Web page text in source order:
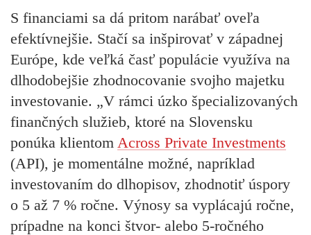
S financiami sa dá pritom narábať oveľa
efektívnejšie. Stačí sa inšpirovať v západnej
Európe, kde veľká časť populácie využíva na
dlhodobejšie zhodnocovanie svojho majetku
investovanie. „V rámci úzko špecializovaných
finančných služieb, ktoré na Slovensku
ponúka klientom Across Private Investments
(API), je momentálne možné, napríklad
investovaním do dlhopisov, zhodnotiť úspory
o 5 až 7 % ročne. Výnosy sa vyplácajú ročne,
prípadne na konci štvor- alebo 5-ročného